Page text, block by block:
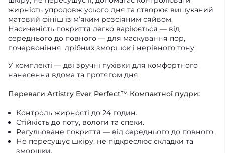
жирність упродовж усього дня та створює вишуканий
матовий фініш із м’яким розсіяним сяйвом.
Насиченість покриття легко варіюється — від
середнього до повного — для маскування пор,
почервоніння, дрібних зморшок і нерівного тону.
У комплекті — дві зручні пухівки для комфортного
нанесення вдома та протягом дня.
Переваги Artistry Ever Perfect™ Компактної пудри:
Контроль жирності до 24 годин.
Стійкість до поту, вологи та спеки.
Регульоване покриття — від середнього до повного.
Не пересушує шкіру, не підкреслює складки та
зморшки.